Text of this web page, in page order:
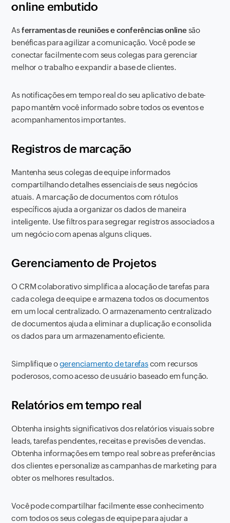
online embutido
Asferramentas de reuniões e conferências onlinesão
benéficas para agilizar a comunicação. Você pode se
conectar facilmente com seus colegas para gerenciar
melhor o trabalho e expandir a base de clientes.
As notificações em tempo real do seu aplicativo de bate-
papo mantêm você informado sobre todos os eventos e
acompanhamentos importantes.
Registros de marcação
Mantenha seus colegas de equipe informados
compartilhando detalhes essenciais de seus negócios
atuais. A marcação de documentos com rótulos
específicos ajuda a organizar os dados de maneira
inteligente. Use filtros para segregar registros associados a
um negócio com apenas alguns cliques.
Gerenciamento de Projetos
O CRM colaborativo simplifica a alocação de tarefas para
cada colega de equipe e armazena todos os documentos
em um local centralizado. O armazenamento centralizado
de documentos ajuda a eliminar a duplicação e consolida
os dados para um armazenamento eficiente.
Simplifique ogerenciamento de tarefascom recursos
poderosos, como acesso de usuário baseado em função.
Relatórios em tempo real
Obtenha insights significativos dos relatórios visuais sobre
leads, tarefas pendentes, receitas e previsões de vendas.
Obtenha informações em tempo real sobre as preferências
dos clientes e personalize as campanhas de marketing para
obter os melhores resultados.
Você pode compartilhar facilmente esse conhecimento
com todos os seus colegas de equipe para ajudar a